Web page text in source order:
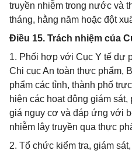
truyền nhiễm trong nước và
tháng, hằng năm hoặc đột
Điều 15. Trách nhiệm của
1. Phối hợp với Cục Y tế dự
Chi cục An toàn thực phẩm,
phẩm các tỉnh, thành phố
hiện các hoạt động giám
giá nguy cơ và đáp ứng với
nhiễm lây truyền qua thực
2. Tổ chức kiểm tra, giám